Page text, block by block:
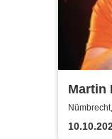
Martin